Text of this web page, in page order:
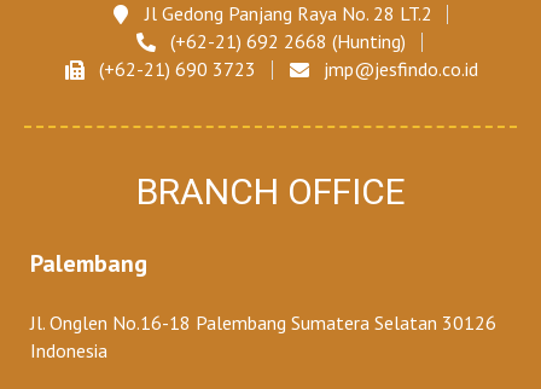
Jl Gedong Panjang Raya No. 28 LT.2
(+62-21) 692 2668 (Hunting)
(+62-21) 690 3723
jmp@jesfindo.co.id
BRANCH OFFICE
Palembang
Jl. Onglen No.16-18 Palembang Sumatera Selatan 30126
Indonesia